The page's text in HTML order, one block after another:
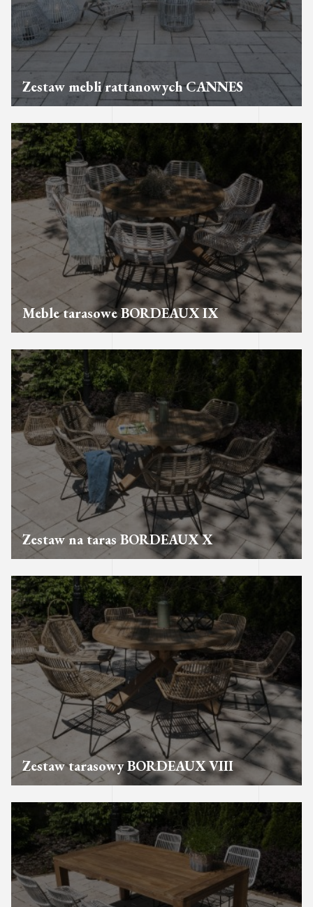
Zestaw mebli rattanowych CANNES
Meble tarasowe BORDEAUX IX
Zestaw na taras BORDEAUX X
Zestaw tarasowy BORDEAUX VIII